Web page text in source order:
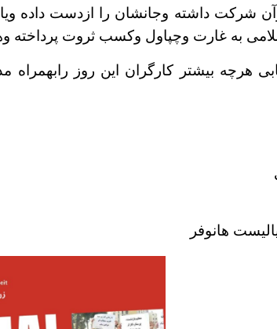
شرکت داشته وجانشان را ازدست داده
به غارت وچپاول وکسب ثروت پرداخته
هرچه بیشتر کارگران این روز
هانوفر